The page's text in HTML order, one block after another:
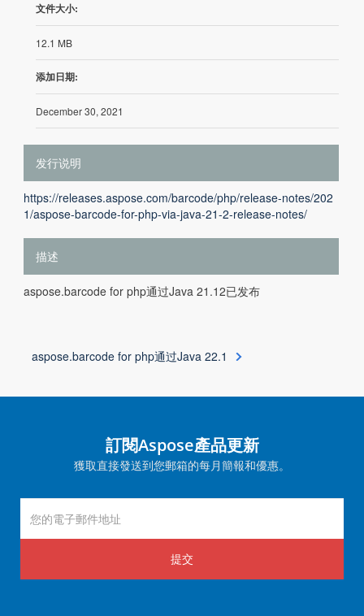
文件大小:
12.1 MB
添加日期:
December 30, 2021
发行说明
https://releases.aspose.com/barcode/php/release-notes/202
1/aspose-barcode-for-php-via-java-21-2-release-notes/
描述
aspose.barcode for php通过Java 21.12已发布
aspose.barcode for php通过Java 22.1
訂閱Aspose產品更新
獲取直接發送到您郵箱的每月簡報和優惠。
提交